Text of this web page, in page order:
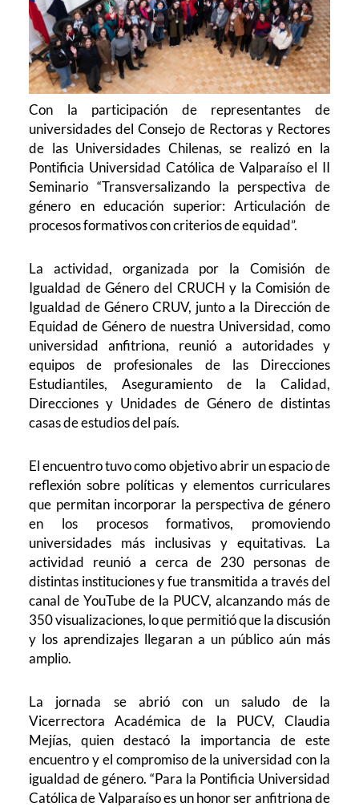
Con la participación de representantes de
universidades del Consejo de Rectoras y Rectores
de las Universidades Chilenas, se realizó en la
Pontificia Universidad Católica de Valparaíso el II
Seminario “Transversalizando la perspectiva de
género en educación superior: Articulación de
procesos formativos con criterios de equidad”.
La actividad, organizada por la Comisión de
Igualdad de Género del CRUCH y la Comisión de
Igualdad de Género CRUV, junto a la Dirección de
Equidad de Género de nuestra Universidad, como
universidad anfitriona, reunió a autoridades y
equipos de profesionales de las Direcciones
Estudiantiles, Aseguramiento de la Calidad,
Direcciones y Unidades de Género de distintas
casas de estudios del país.
El encuentro tuvo como objetivo abrir un espacio de
reflexión sobre políticas y elementos curriculares
que permitan incorporar la perspectiva de género
en los procesos formativos, promoviendo
universidades más inclusivas y equitativas. La
actividad reunió a cerca de 230 personas de
distintas instituciones y fue transmitida a través del
canal de YouTube de la PUCV, alcanzando más de
350 visualizaciones, lo que permitió que la discusión
y los aprendizajes llegaran a un público aún más
amplio.
La jornada se abrió con un saludo de la
Vicerrectora Académica de la PUCV, Claudia
Mejías, quien destacó la importancia de este
encuentro y el compromiso de la universidad con la
igualdad de género. “Para la Pontificia Universidad
Católica de Valparaíso es un honor ser anfitriona de